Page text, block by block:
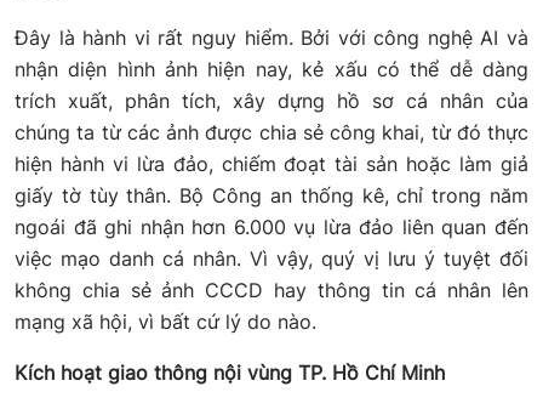
Đây là hành vi rất nguy hiểm. Bởi với công nghệ AI và
nhận diện hình ảnh hiện nay, kẻ xấu có thể dễ dàng
trích xuất, phân tích, xây dựng hồ sơ cá nhân của
chúng ta từ các ảnh được chia sẻ công khai, từ đó thực
hiện hành vi lừa đảo, chiếm đoạt tài sản hoặc làm giả
giấy tờ tùy thân. Bộ Công an thống kê, chỉ trong năm
ngoái đã ghi nhận hơn 6.000 vụ lừa đảo liên quan đến
việc mạo danh cá nhân. Vì vậy, quý vị lưu ý tuyệt đối
không chia sẻ ảnh CCCD hay thông tin cá nhân lên
mạng xã hội, vì bất cứ lý do nào.
Kích hoạt giao thông nội vùng TP. Hồ Chí Minh